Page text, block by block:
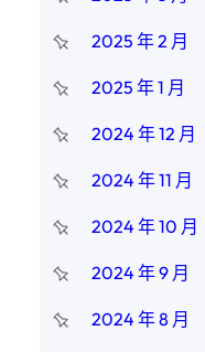
2025 年 2 月
2025 年 1 月
2024 年 12 月
2024 年 11 月
2024 年 10 月
2024 年 9 月
2024 年 8 月